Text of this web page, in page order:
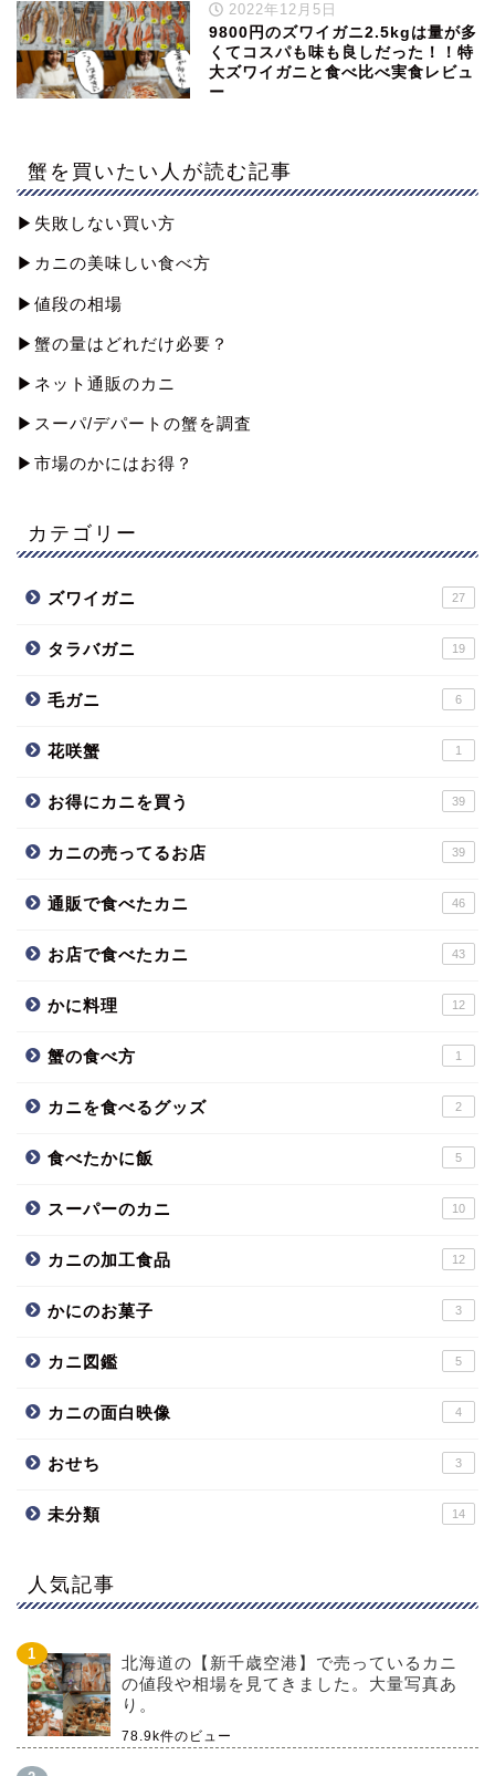
2022年12月5日
9800円のズワイガニ2.5kgは量が多
くてコスパも味も良しだった！！特
大ズワイガニと食べ比べ実食レビュ
ー
蟹を買いたい人が読む記事
▶︎失敗しない買い方
▶︎カニの美味しい食べ方
▶︎値段の相場
▶︎蟹の量はどれだけ必要？
▶︎ネット通販のカニ
▶︎スーパ/デパートの蟹を調査
▶︎市場のかにはお得？
カテゴリー
ズワイガニ 27
タラバガニ 19
毛ガニ 6
花咲蟹 1
お得にカニを買う 39
カニの売ってるお店 39
通販で食べたカニ 46
お店で食べたカニ 43
かに料理 12
蟹の食べ方 1
カニを食べるグッズ 2
食べたかに飯 5
スーパーのカニ 10
カニの加工食品 12
かにのお菓子 3
カニ図鑑 5
カニの面白映像 4
おせち 3
未分類 14
人気記事
北海道の【新千歳空港】で売っているカニ
の値段や相場を見てきました。大量写真あ
り。
78.9k件のビュー